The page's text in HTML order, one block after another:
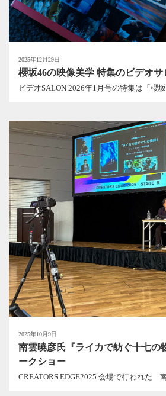
2025年12月29日
櫻坂46の映像美学 特集のビデオサ
ビデオSALON 2026年1月号の特集は「櫻
2025年10月9日
南雲暁彦氏『ライカで紡ぐ十七の
ークショー
CREATORS EDGE2025 会場で行われた